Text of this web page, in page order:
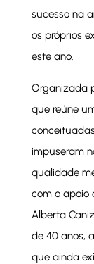
sucesso na
os próprios
este ano.
Organizada
que reúne
impuseram
qualidade
com o apoio
Alberta
de 40 anos,
que ainda